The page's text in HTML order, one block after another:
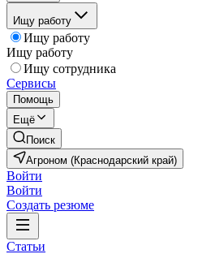
Ищу работу
Ищу работу
Ищу работу
Ищу сотрудника
Сервисы
Помощь
Ещё
Поиск
Агроном (Краснодарский край)
Войти
Войти
Создать резюме
Статьи